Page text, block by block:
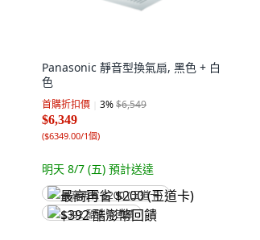
Panasonic 靜音型換氣扇, 黑色 + 白
色
首購折扣價 3%$6,549
$6,349
($6349.00/1個)
明天 8/7 (五) 預計送達
最高再省 $200 (王道卡)
$392 酷澎幣回饋